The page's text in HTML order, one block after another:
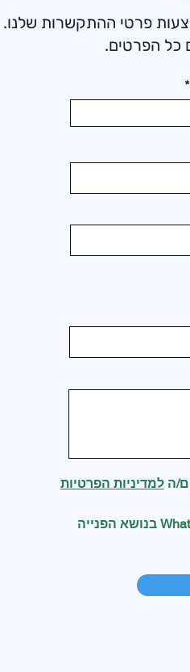
פרטי ההתקשרות שלנו.
כל הפרטים.
ה למדיניות הפרטיות
אני מאשר/ת קבלת הודעת WhatsApp בנושא הפנייה